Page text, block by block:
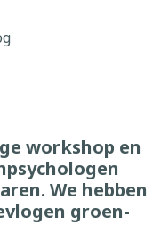
workshop en
We hebben
groen-